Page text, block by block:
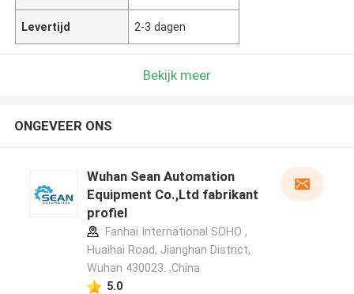
Levertijd 2-3 dagen
Bekijk meer
ONGEVEER ONS
Wuhan Sean Automation
Equipment Co.,Ltd fabrikant
profiel
Fanhai International SOHO ,
Huaihai Road, Jianghan District,
Wuhan 430023. ,China
5.0